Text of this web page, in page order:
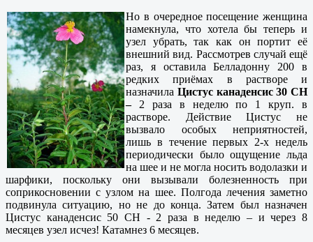
Но в очередное посещение женщина
намекнула, что хотела бы теперь и
узел убрать, так как он портит её
внешний вид. Рассмотрев случай ещё
раз, я оставила Белладонну 200 в
редких приёмах в растворе и
назначила Цистус канаденсис 30 СН
–2 раза в неделю по 1 круп. в
растворе. Действие Цистус не
вызвало особых неприятностей,
лишь в течение первых 2-х недель
периодически было ощущение льда
на шее и не могла носить водолазки и
шарфики, поскольку они вызывали болезненность при
соприкосновении с узлом на шее. Полгода лечения заметно
подвинула ситуацию, но не до конца. Затем был назначен
Цистус канаденсис 50 СН - 2 раза в неделю – и через 8
месяцев узел исчез! Катамнез 6 месяцев.